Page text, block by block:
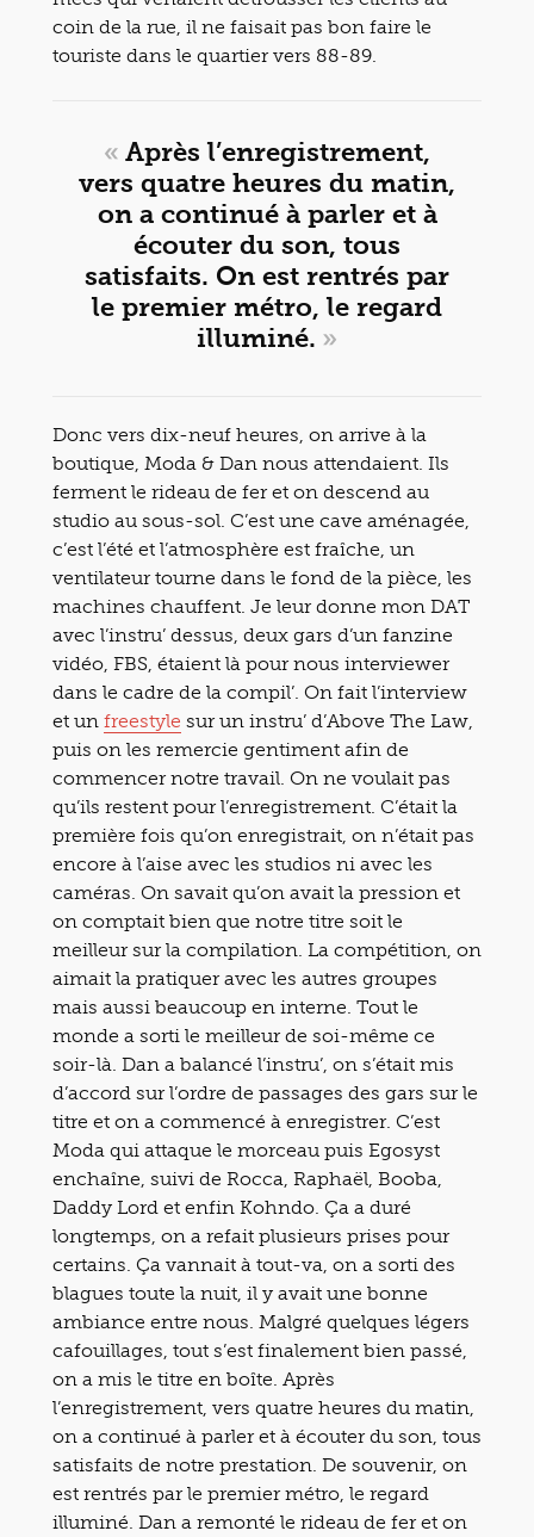
coin de la rue, il ne faisait pas bon faire le
touriste dans le quartier vers 88-89.
« Après l’enregistrement,
vers quatre heures du matin,
on a continué à parler et à
écouter du son, tous
satisfaits. On est rentrés par
le premier métro, le regard
illuminé. »
Donc vers dix-neuf heures, on arrive à la
boutique, Moda & Dan nous attendaient. Ils
ferment le rideau de fer et on descend au
studio au sous-sol. C’est une cave aménagée,
c’est l’été et l’atmosphère est fraîche, un
ventilateur tourne dans le fond de la pièce, les
machines chauffent. Je leur donne mon DAT
avec l’instru’ dessus, deux gars d’un fanzine
vidéo, FBS, étaient là pour nous interviewer
dans le cadre de la compil’. On fait l’interview
et un freestyle sur un instru’ d’Above The Law,
puis on les remercie gentiment afin de
commencer notre travail. On ne voulait pas
qu’ils restent pour l’enregistrement. C’était la
première fois qu’on enregistrait, on n’était pas
encore à l’aise avec les studios ni avec les
caméras. On savait qu’on avait la pression et
on comptait bien que notre titre soit le
meilleur sur la compilation. La compétition, on
aimait la pratiquer avec les autres groupes
mais aussi beaucoup en interne. Tout le
monde a sorti le meilleur de soi-même ce
soir-là. Dan a balancé l’instru’, on s’était mis
d’accord sur l’ordre de passages des gars sur le
titre et on a commencé à enregistrer. C’est
Moda qui attaque le morceau puis Egosyst
enchaîne, suivi de Rocca, Raphaël, Booba,
Daddy Lord et enfin Kohndo. Ça a duré
longtemps, on a refait plusieurs prises pour
certains. Ça vannait à tout-va, on a sorti des
blagues toute la nuit, il y avait une bonne
ambiance entre nous. Malgré quelques légers
cafouillages, tout s’est finalement bien passé,
on a mis le titre en boîte. Après
l’enregistrement, vers quatre heures du matin,
on a continué à parler et à écouter du son, tous
satisfaits de notre prestation. De souvenir, on
est rentrés par le premier métro, le regard
illuminé. Dan a remonté le rideau de fer et on